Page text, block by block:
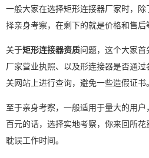
一般大家在选择矩形连接器厂家时，
择亲身考察，在剩下的就是价格和售后
关于矩形连接器资质问题，这个大家
厂家营业执照、以及形连接器是否通
关网站上进行查询，避免一些造假证书。
至于亲身考察，一般适用于量大的用
百元的话，选择实地考察，你来回所
耽误工作时间。